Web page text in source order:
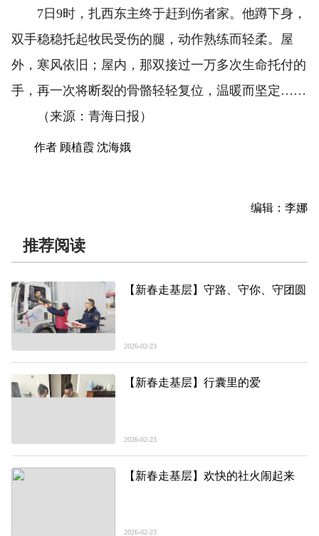
7日9时，扎西东主终于赶到伤者家。他蹲下身，
双手稳稳托起牧民受伤的腿，动作熟练而轻柔。屋
外，寒风依旧；屋内，那双接过一万多次生命托付的
手，再一次将断裂的骨骼轻轻复位，温暖而坚定……
（来源：青海日报）
作者 顾植霞 沈海娥
编辑：李娜
推荐阅读
【新春走基层】守路、守你、守团圆
2026-02-23
【新春走基层】行囊里的爱
2026-02-23
【新春走基层】欢快的社火闹起来
2026-02-23